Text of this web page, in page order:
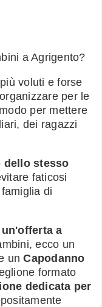
a Agrigento?
voluti e forse
per le
per mettere
dei ragazzi
dello stesso
faticosi
di
un'offerta a
ecco un
unCapodanno
formato
dedicata per